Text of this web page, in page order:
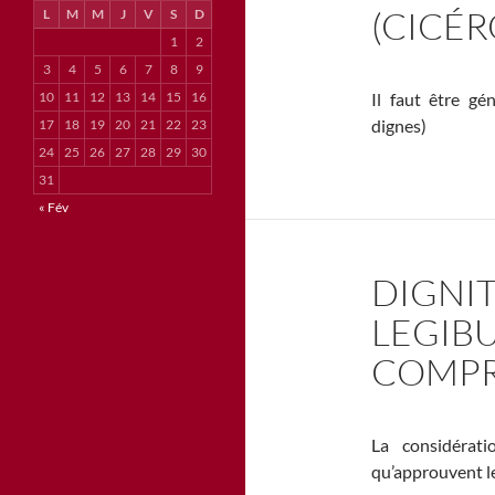
Il faut être
dignes)
La
qu’approuvent
L M M J V S
D
1
2
3
4 5 6 7 8
9
10
11 12 13 14 15
16
17
18 19 20 21 22 23
24 25 26 27 28 29
30
31
« Fév